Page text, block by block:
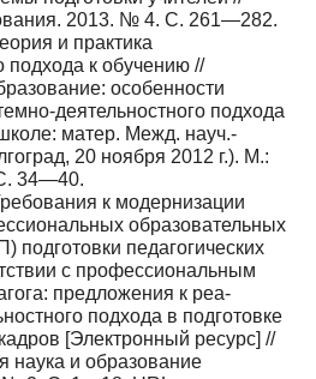
2013. № 4. С. 261—282.
и практика
подхода к обучению //
особен­ности
деятельностного подхода
матер. Межд. науч.-
20 ноября 2012 г.). М.:
34—40.
к модернизации
образовательных
педагогических
с про­фессиональным
предложения к реа­
подхода в подготовке
[Электронный ресурс] //
наука и образование